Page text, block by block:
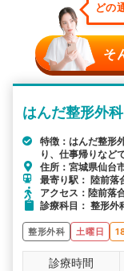
どの
そ
はんだ整形外
特徴：はんだ整形
り、仕事帰りなど
住所：宮城県仙台
最寄り駅： 陸前
アクセス：陸前落
診療科目： 整形
整形外科 土曜日
診療時間